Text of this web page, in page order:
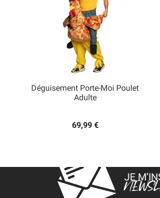
Déguisement Porte-Moi Poulet
Adulte
69,99 €
Aperçu rapide
JE